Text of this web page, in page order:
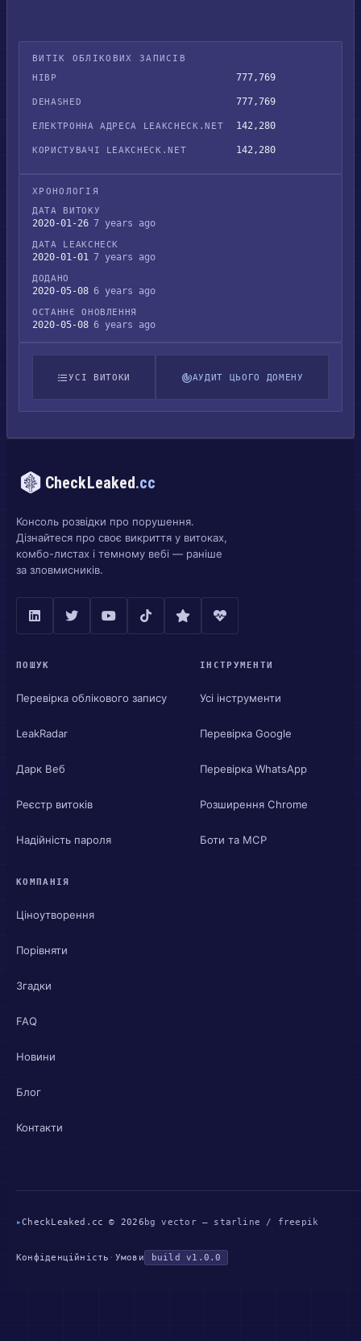
ВИТІК ОБЛІКОВИХ ЗАПИСІВ
HIBP
777,769
DEHASHED 777,769
ЕЛЕКТРОННА АДРЕСА LEAKCHECK.NET 142,280
КОРИСТУВАЧІ LEAKCHECK.NET 142,280
ХРОНОЛОГІЯ
ДАТА ВИТОКУ
2020-01-26 7 years ago
ДАТА LEAKCHECK
2020-01-01 7 years ago
ДОДАНО
2020-05-08 6 years ago
ОСТАННЄ ОНОВЛЕННЯ
2020-05-08 6 years ago
УСІ ВИТОКИ АУДИТ ЦЬОГО ДОМЕНУ
CheckLeaked.cc
Консоль розвідки про порушення.
Дізнайтеся про своє викриття у витоках,
комбо-листах і темному вебі — раніше
за зловмисників.
ПОШУК
Перевірка облікового запису
LeakRadar
Дарк Веб
Реєстр витоків
Надійність пароля
ІНСТРУМЕНТИ
Усі інструменти
Перевірка Google
Перевірка WhatsApp
Розширення Chrome
Боти та MCP
КОМПАНІЯ
Ціноутворення
Порівняти
Згадки
FAQ
Новини
Блог
Контакти
▸CheckLeaked.cc © 2026 bg vector — starline / freepik
Конфіденційність · Умови build v1.0.0